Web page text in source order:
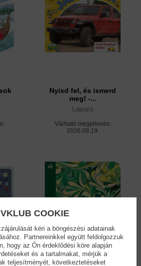
Nyisd fel, és ismerd
meg! -...
Lapozó
Várható megjelenés:
2026.08.19.
COOKIE
kéri a böngészési adatainak
Partnereinkkel együtt feldolgozzuk
hogy az Ön érdeklődési köre alapján
és a tartalmakat, mérjük a
teljesítményét, következtetéseket